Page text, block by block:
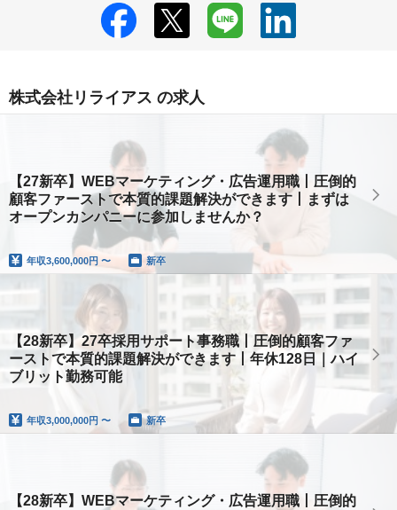
株式会社リライアス の求人
【27新卒】WEBマーケティング・広告運用職丨圧倒的
顧客ファーストで本質的課題解決ができます丨まずは
オープンカンパニーに参加しませんか？
年収3,600,000円 〜 新卒
【28新卒】27卒採用サポート事務職丨圧倒的顧客ファ
ーストで本質的課題解決ができます丨年休128日｜ハイ
ブリット勤務可能
年収3,000,000円 〜 新卒
【28新卒】WEBマーケティング・広告運用職丨圧倒的